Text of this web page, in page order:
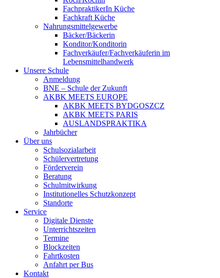
FachpraktikerIn Küche
Fachkraft Küche
Nahrungsmittelgewerbe
Bäcker/Bäckerin
Konditor/Konditorin
Fachverkäufer/Fachverkäuferin im
Lebensmittelhandwerk
Unsere Schule
Anmeldung
BNE – Schule der Zukunft
AKBK MEETS EUROPE
AKBK MEETS BYDGOSZCZ
AKBK MEETS PARIS
AUSLANDSPRAKTIKA
Jahrbücher
Über uns
Schulsozialarbeit
Schülervertretung
Förderverein
Beratung
Schulmitwirkung
Institutionelles Schutzkonzept
Standorte
Service
Digitale Dienste
Unterrichtszeiten
Termine
Blockzeiten
Fahrtkosten
Anfahrt per Bus
Kontakt